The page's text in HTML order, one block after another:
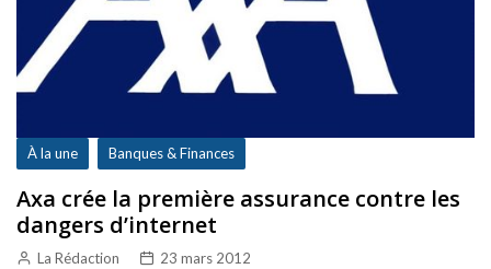
À la une Banques & Finances
Axa crée la première assurance contre les
dangers d’internet
La Rédaction 23 mars 2012